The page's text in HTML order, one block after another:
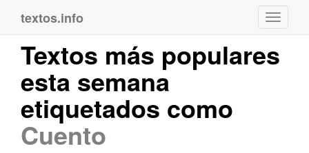
textos.info
Textos más populares
esta semana
etiquetados como
Cuento